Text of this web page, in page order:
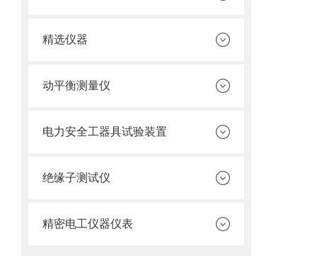
精选仪器
动平衡测量仪
电力安全工器具试验装置
绝缘子测试仪
精密电工仪器仪表